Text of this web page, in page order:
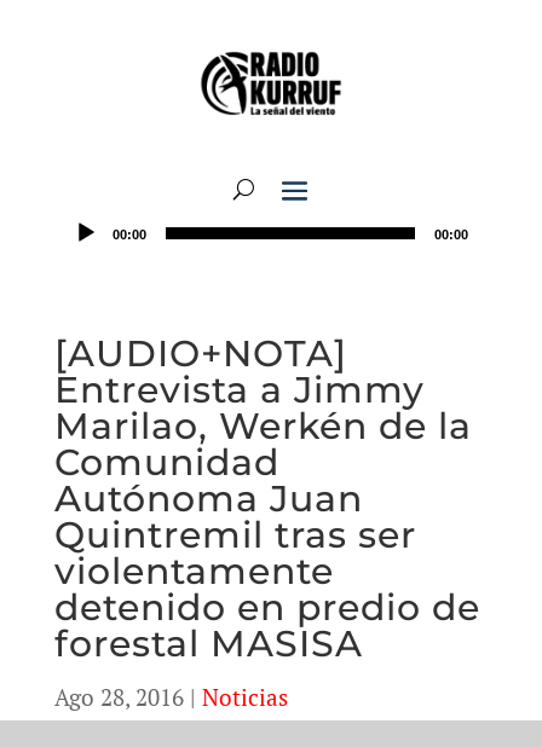
00:00 00:00
[AUDIO+NOTA]
Entrevista a Jimmy
Marilao, Werkén de la
Comunidad
Autónoma Juan
Quintremil tras ser
violentamente
detenido en predio de
forestal MASISA
Ago 28, 2016| Noticias